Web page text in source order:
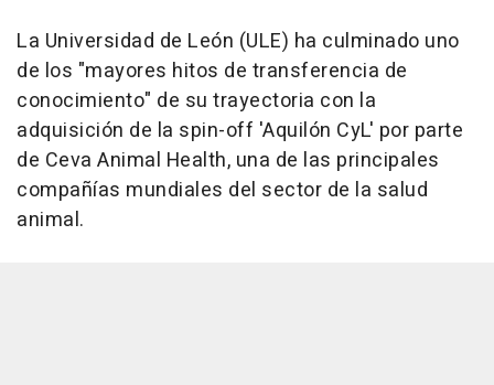
La Universidad de León (ULE) ha culminado uno
de los "mayores hitos de transferencia de
conocimiento" de su trayectoria con la
adquisición de la spin-off 'Aquilón CyL' por parte
de Ceva Animal Health, una de las principales
compañías mundiales del sector de la salud
animal.